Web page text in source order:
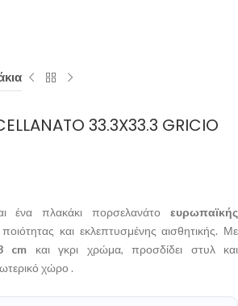
33.3X33.3 GRICIO
ένα πλακάκι πορσελανάτοευρωπαϊκής
και εκλεπτυσμένης αισθητικής. Με
cm και γκρι χρώμα, προσδίδει στυλ και
χώρο .